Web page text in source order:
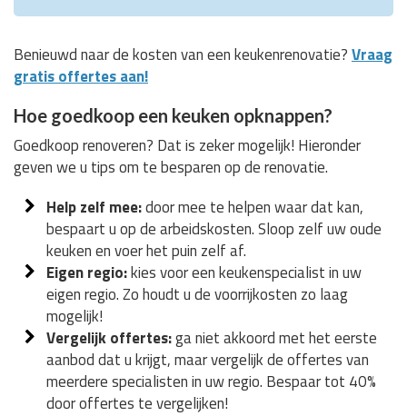
Benieuwd naar de kosten van een keukenrenovatie?Vraag
gratis offertes aan!
Hoe goedkoop een keuken opknappen?
Goedkoop renoveren? Dat is zeker mogelijk! Hieronder
geven we u tips om te besparen op de renovatie.
Help zelf mee:door mee te helpen waar dat kan,
bespaart u op de arbeidskosten. Sloop zelf uw oude
keuken en voer het puin zelf af.
Eigen regio:kies voor een keukenspecialist in uw
eigen regio. Zo houdt u de voorrijkosten zo laag
mogelijk!
Vergelijk offertes:ga niet akkoord met het eerste
aanbod dat u krijgt, maar vergelijk de offertes van
meerdere specialisten in uw regio. Bespaar tot 40%
door offertes te vergelijken!